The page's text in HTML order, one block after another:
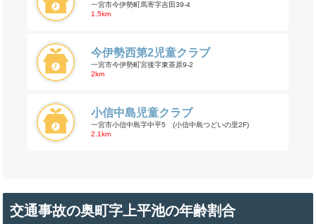
一宮市今伊勢町馬寄字吉田39-4
1.5km
今伊勢西第2児童クラブ
一宮市今伊勢町宮後字東茶原9-2
2km
小信中島児童クラブ
一宮市小信中島字中平5 (小信中島つどいの里2F)
2.1km
交通事故の奥町字上平池の年齢割合